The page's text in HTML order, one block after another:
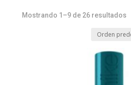
Mostrando 1–9 de 26 resultados